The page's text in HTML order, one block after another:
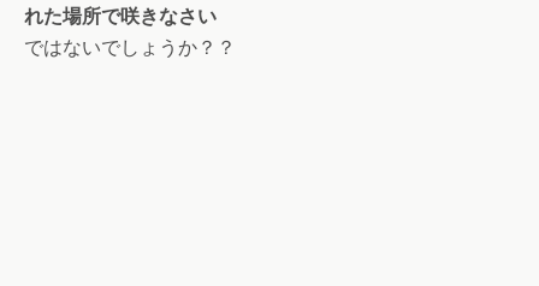
れた場所で咲きなさい
ではないでしょうか？？